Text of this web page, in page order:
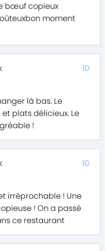
bœuf copieux
moment
là bas. Le
plats délicieux. Le
!
10
irréprochable ! Une
! On a passé
ce restaurant
10